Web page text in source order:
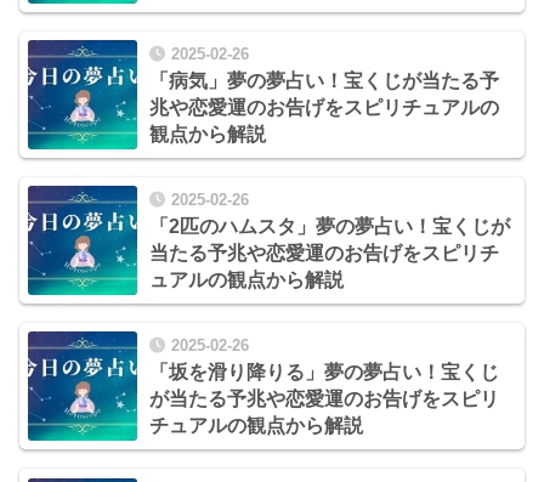
2025-02-26
「病気」夢の夢占い！宝くじが当たる予
兆や恋愛運のお告げをスピリチュアルの
観点から解説
2025-02-26
「2匹のハムスタ」夢の夢占い！宝くじが
当たる予兆や恋愛運のお告げをスピリチ
ュアルの観点から解説
2025-02-26
「坂を滑り降りる」夢の夢占い！宝くじ
が当たる予兆や恋愛運のお告げをスピリ
チュアルの観点から解説